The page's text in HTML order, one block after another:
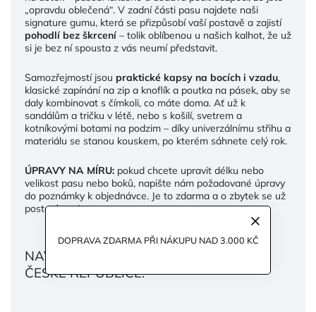
DOPRAVA ZDARMA PŘI NÁKUPU NAD 3.000 KČ
„opravdu oblečená“. V zadní části pasu najdete naši
signature gumu, která se přizpůsobí vaší postavě a zajistí
pohodlí bez škrcení– tolik oblíbenou u našich kalhot, že už
si je bez ní spousta z vás neumí představit.
Samozřejmostí jsou praktické kapsy na bocích i vzadu,
klasické zapínání na zip a knoflík a poutka na pásek, aby se
daly kombinovat s čímkoli, co máte doma. Ať už k
sandálům a tričku v létě, nebo s košilí, svetrem a
kotníkovými botami na podzim – díky univerzálnímu střihu a
materiálu se stanou kouskem, po kterém sáhnete celý rok.
ÚPRAVY NA MÍRU: pokud chcete upravit délku nebo
velikost pasu nebo boků, napište nám požadované úpravy
do poznámky k objednávce. Je to zdarma a o zbytek se už
postaráme :)
NAVRŽENO A VYROBENO S LÁSKOU V
ČESKÉ REPUBLICE.